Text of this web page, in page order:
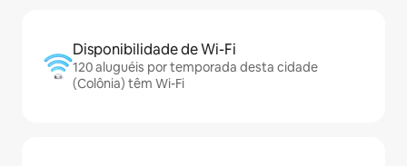
Disponibilidade de Wi-Fi
120 aluguéis por temporada desta cidade
(Colônia) têm Wi-Fi